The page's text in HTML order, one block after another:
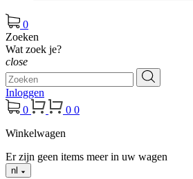
0
Zoeken
Wat zoek je?
close
Inloggen
0
0 0
Winkelwagen
Er zijn geen items meer in uw wagen
nl